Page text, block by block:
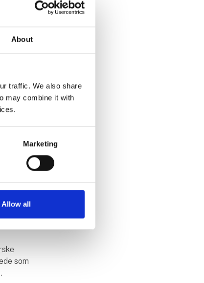
About
traffic. We also share
may combine it with
Marketing
Allow all
som